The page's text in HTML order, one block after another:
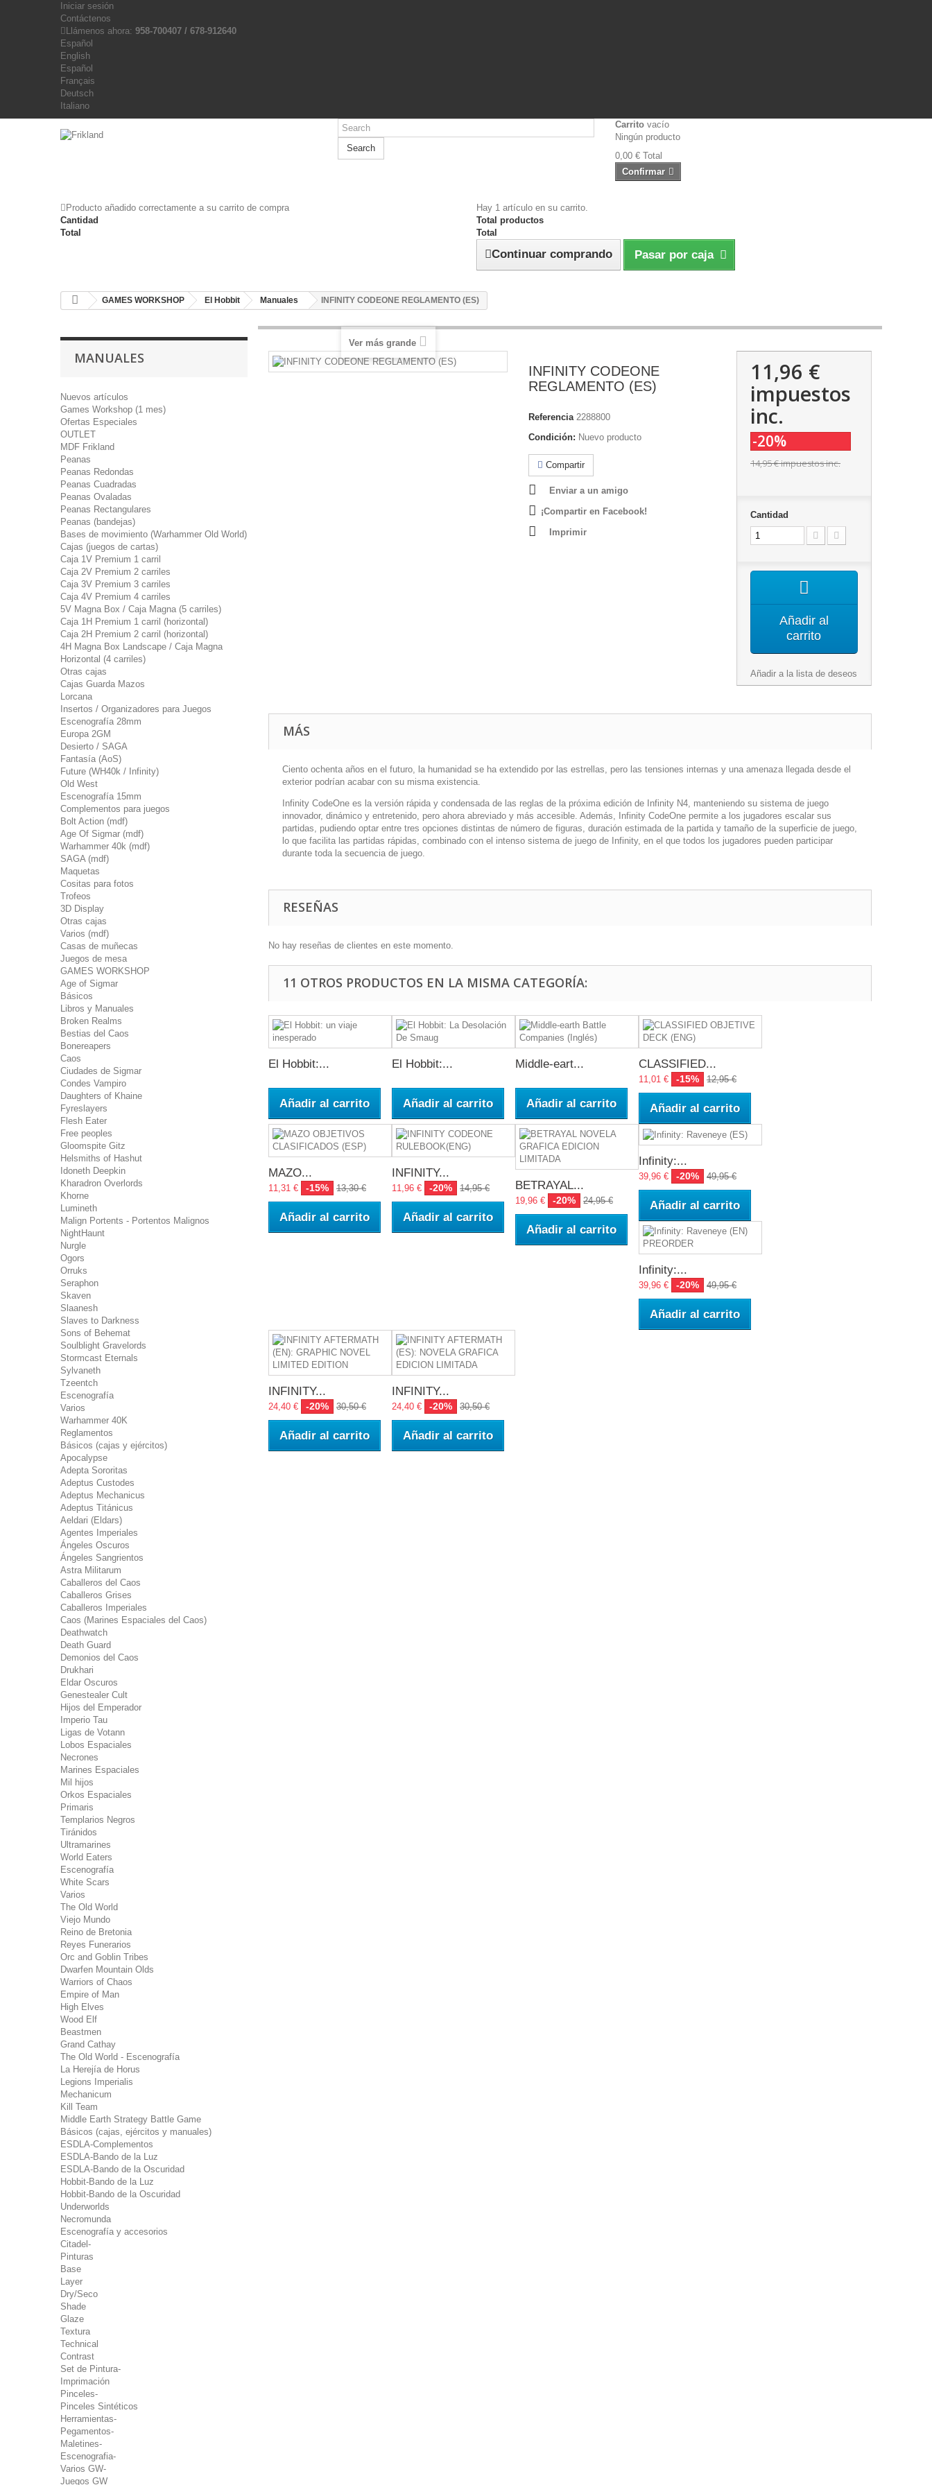
Iniciar sesión
Contáctenos
Llámenos ahora: 958-700407 / 678-912640
Español
English
Español
Français
Deutsch
Italiano
Search
Carrito vacío
Ningún producto
0,00 € Total
Confirmar
Producto añadido correctamente a su carrito de compra
Cantidad
Total
Hay 1 artículo en su carrito.
Total productos
Total
Continuar comprando Pasar por caja
GAMES WORKSHOP El Hobbit Manuales INFINITY CODEONE REGLAMENTO (ES)
MANUALES
Nuevos artículos
Games Workshop (1 mes)
Ofertas Especiales
OUTLET
MDF Frikland
Peanas
Peanas Redondas
Peanas Cuadradas
Peanas Ovaladas
Peanas Rectangulares
Peanas (bandejas)
Bases de movimiento (Warhammer Old World)
Cajas (juegos de cartas)
Caja 1V Premium 1 carril
Caja 2V Premium 2 carriles
Caja 3V Premium 3 carriles
Caja 4V Premium 4 carriles
5V Magna Box / Caja Magna (5 carriles)
Caja 1H Premium 1 carril (horizontal)
Caja 2H Premium 2 carril (horizontal)
4H Magna Box Landscape / Caja Magna
Horizontal (4 carriles)
Otras cajas
Cajas Guarda Mazos
Lorcana
Insertos / Organizadores para Juegos
Escenografía 28mm
Europa 2GM
Desierto / SAGA
Fantasía (AoS)
Future (WH40k / Infinity)
Old West
Escenografía 15mm
Complementos para juegos
Bolt Action (mdf)
Age Of Sigmar (mdf)
Warhammer 40k (mdf)
SAGA (mdf)
Maquetas
Cositas para fotos
Trofeos
3D Display
Otras cajas
Varios (mdf)
Casas de muñecas
Juegos de mesa
GAMES WORKSHOP
Age of Sigmar
Básicos
Libros y Manuales
Broken Realms
Bestias del Caos
Bonereapers
Caos
Ciudades de Sigmar
Condes Vampiro
Daughters of Khaine
Fyreslayers
Flesh Eater
Free peoples
Gloomspite Gitz
Helsmiths of Hashut
Idoneth Deepkin
Kharadron Overlords
Khorne
Lumineth
Malign Portents - Portentos Malignos
NightHaunt
Nurgle
Ogors
Orruks
Seraphon
Skaven
Slaanesh
Slaves to Darkness
Sons of Behemat
Soulblight Gravelords
Stormcast Eternals
Sylvaneth
Tzeentch
Escenografía
Varios
Warhammer 40K
Reglamentos
Básicos (cajas y ejércitos)
Apocalypse
Adepta Sororitas
Adeptus Custodes
Adeptus Mechanicus
Adeptus Titánicus
Aeldari (Eldars)
Agentes Imperiales
Ángeles Oscuros
Ángeles Sangrientos
Astra Militarum
Caballeros del Caos
Caballeros Grises
Caballeros Imperiales
Caos (Marines Espaciales del Caos)
Deathwatch
Death Guard
Demonios del Caos
Drukhari
Eldar Oscuros
Genestealer Cult
Hijos del Emperador
Imperio Tau
Ligas de Votann
Lobos Espaciales
Necrones
Marines Espaciales
Mil hijos
Orkos Espaciales
Primaris
Templarios Negros
Tiránidos
Ultramarines
World Eaters
Escenografía
White Scars
Varios
The Old World
Viejo Mundo
Reino de Bretonia
Reyes Funerarios
Orc and Goblin Tribes
Dwarfen Mountain Olds
Warriors of Chaos
Empire of Man
High Elves
Wood Elf
Beastmen
Grand Cathay
The Old World - Escenografía
La Herejía de Horus
Legions Imperialis
Mechanicum
Kill Team
Middle Earth Strategy Battle Game
Básicos (cajas, ejércitos y manuales)
ESDLA-Complementos
ESDLA-Bando de la Luz
ESDLA-Bando de la Oscuridad
Hobbit-Bando de la Luz
Hobbit-Bando de la Oscuridad
Underworlds
Necromunda
Escenografía y accesorios
Citadel-
Pinturas
Base
Layer
Dry/Seco
Shade
Glaze
Textura
Technical
Contrast
Set de Pintura-
Imprimación
Pinceles-
Pinceles Sintéticos
Herramientas-
Pegamentos-
Maletines-
Escenografia-
Varios GW-
Juegos GW
Ver más grande
INFINITY CODEONE
REGLAMENTO (ES)
Referencia 2288800
Condición: Nuevo producto
Compartir
Enviar a un amigo
¡Compartir en Facebook!
Imprimir
11,96 €
impuestos
inc.
-20%
14,95 €impuestos inc.
Cantidad
Añadir al
carrito
Añadir a la lista de deseos
MÁS
Ciento ochenta años en el futuro, la humanidad se ha extendido por las estrellas, pero las tensiones internas y una amenaza llegada desde el
exterior podrían acabar con su misma existencia.
Infinity CodeOne es la versión rápida y condensada de las reglas de la próxima edición de Infinity N4, manteniendo su sistema de juego
innovador, dinámico y entretenido, pero ahora abreviado y más accesible. Además, Infinity CodeOne permite a los jugadores escalar sus
partidas, pudiendo optar entre tres opciones distintas de número de figuras, duración estimada de la partida y tamaño de la superficie de juego,
lo que facilita las partidas rápidas, combinado con el intenso sistema de juego de Infinity, en el que todos los jugadores pueden participar
durante toda la secuencia de juego.
RESEÑAS
No hay reseñas de clientes en este momento.
11 OTROS PRODUCTOS EN LA MISMA CATEGORÍA:
El Hobbit:...
Añadir al carrito
El Hobbit:...
Añadir al carrito
Middle-eart...
Añadir al carrito
CLASSIFIED...
11,01 € -15% 12,95 €
Añadir al carrito
MAZO...
11,31 € -15% 13,30 €
Añadir al carrito
INFINITY...
11,96 € -20% 14,95 €
Añadir al carrito
BETRAYAL...
19,96 € -20% 24,95 €
Añadir al carrito
Infinity:...
39,96 € -20% 49,95 €
Añadir al carrito
Infinity:...
39,96 € -20% 49,95 €
Añadir al carrito
INFINITY...
24,40 € -20% 30,50 €
Añadir al carrito
INFINITY...
24,40 € -20% 30,50 €
Añadir al carrito